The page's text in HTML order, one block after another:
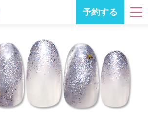
予約する